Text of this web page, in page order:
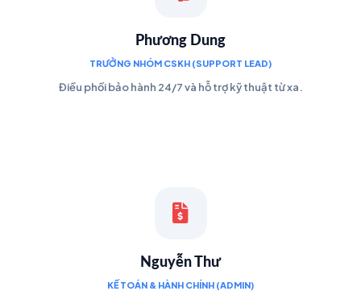
Phương Dung
TRƯỞNG NHÓM CSKH (SUPPORT LEAD)
Điều phối bảo hành 24/7 và hỗ trợ kỹ thuật từ xa.
Nguyễn Thư
KẾ TOÁN & HÀNH CHÍNH (ADMIN)